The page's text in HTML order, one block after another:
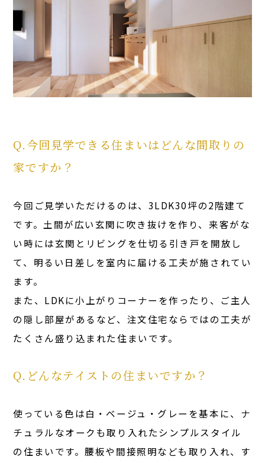
Q.今回見学できる住まいはどんな間取りの
家ですか？
今回ご見学いただけるのは、3LDK30坪の2階建て
です。土間が広い玄関に吹き抜けを作り、来客がな
い時には玄関とリビングを仕切る引き戸を開放し
て、明るい日差しを室内に届ける工夫が施されてい
ます。
また、LDKに小上がりコーナーを作ったり、ご主人
の隠し部屋があるなど、注文住宅ならではの工夫が
たくさん盛り込まれた住まいです。
Q.どんなテイストの住まいですか？
使っている色は白・ベージュ・グレーを基本に、ナ
チュラルなオークも取り入れたシンプルスタイル
の住まいです。腰板や間接照明なども取り入れ、す